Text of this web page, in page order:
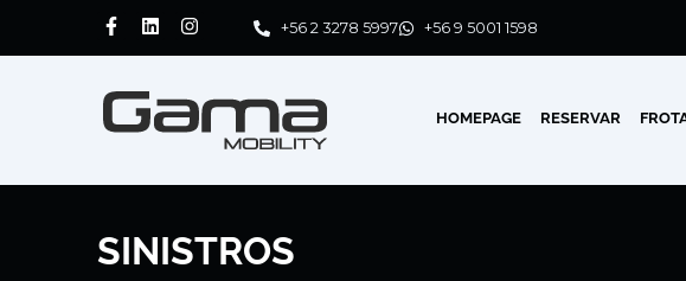
+56 2 3278 5997 +56 9 5001 1598
HOMEPAGE RESERVAR
SINISTROS